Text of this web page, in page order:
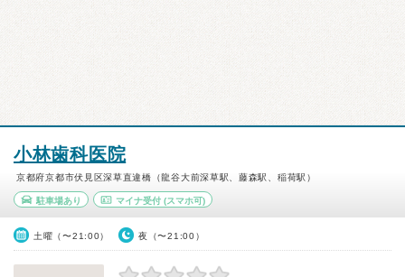
小林歯科医院
京都府京都市伏見区深草直違橋（龍谷大前深草駅、藤森駅、稲荷駅）
駐車場あり マイナ受付(スマホ可)
土曜（〜21:00） 夜（〜21:00）